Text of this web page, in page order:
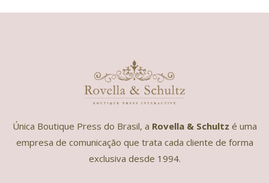
Única Boutique Press do Brasil, a Rovella & Schultz é uma
empresa de comunicação que trata cada cliente de forma
exclusiva desde 1994.